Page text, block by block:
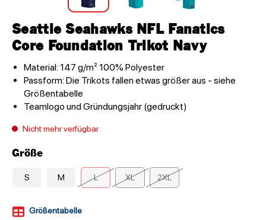
Seattle Seahawks NFL Fanatics
Core Foundation Trikot Navy
Material: 147 g/m² 100% Polyester
Passform: Die Trikots fallen etwas größer aus - siehe
Größentabelle
Teamlogo und Gründungsjahr (gedruckt)
Nicht mehr verfügbar
Größe
S M L XL 2XL
Größentabelle